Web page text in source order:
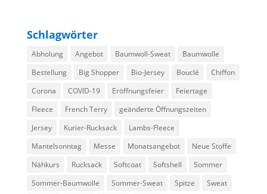
Schlagwörter
Abholung Angebot Baumwoll-Sweat
Baumwolle
Bestellung
Big Shopper Bio-Jersey Bouclé
Chiffon
Corona
COVID-19 Eröffnungsfeier
Feiertage
Fleece
French Terry
geänderte Öffnungszeiten
Jersey
Kurier-Rucksack
Lambs-Fleece
Mantelsonntag
Messe Monatsangebot
Neue Stoffe
Nähkurs
Rucksack Softcoat Softshell
Sommer
Sommer-Baumwolle
Sommer-Sweat Spitze
Sweat